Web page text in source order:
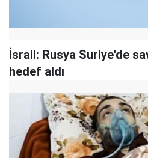
İsrail: Rusya Suriye'de
hedef aldı